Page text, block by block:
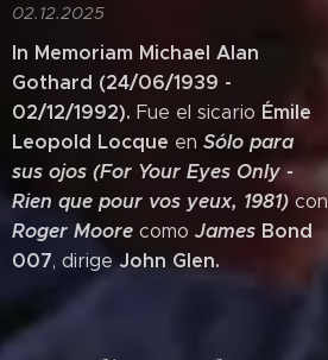
02.12.2025
In Memoriam Michael Alan
Gothard (24/06/1939 -
02/12/1992). Fue el sicario Émile
Leopold Locque en Sólo para
sus ojos (For Your Eyes Only -
Rien que pour vos yeux, 1981) con
Roger Moore como James Bond
007, dirigeJohn Glen.